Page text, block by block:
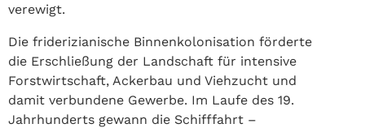
verewigt.
Die friderizianische Binnenkolonisation förderte
die Erschließung der Landschaft für intensive
Forstwirtschaft, Ackerbau und Viehzucht und
damit verbundene Gewerbe. Im Laufe des 19.
Jahrhunderts gewann die Schifffahrt –